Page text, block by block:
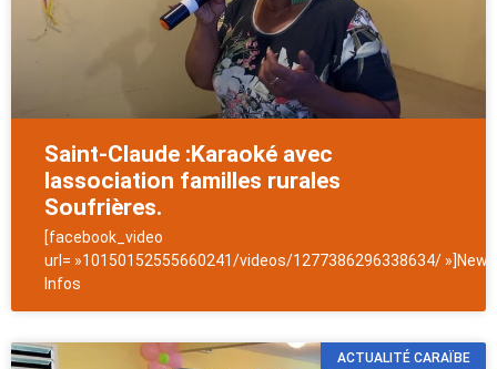
Saint-Claude :Karaoké avec
lassociation familles rurales
Soufrières.
[facebook_video
url= »10150152555660241/videos/1277386296338634/
Infos
ACTUALITÉ CARAÏBE